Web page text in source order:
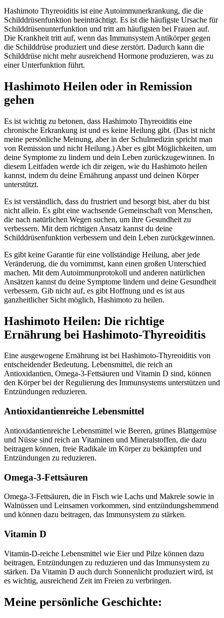
Hashimoto Thyreoiditis ist eine Autoimmunerkrankung, die die
Schilddrüsenfunktion beeinträchtigt. Es ist die häufigste Ursache für
Schilddrüsenunterfunktion und tritt am häufigsten bei Frauen auf.
Die Krankheit tritt auf, wenn das Immunsystem Antikörper gegen
die Schilddrüse produziert und diese zerstört. Dadurch kann die
Schilddrüse nicht mehr ausreichend Hormone produzieren, was zu
einer Unterfunktion führt.
Hashimoto Heilen oder in Remission
gehen
Es ist wichtig zu betonen, dass Hashimoto Thyreoiditis eine
chronische Erkrankung ist und es keine Heilung gibt. (Das ist nicht
meine persönliche Meinung, aber in der Schulmedizin spricht man
von Remission und nicht Heilung.) Aber es gibt Möglichkeiten, um
deine Symptome zu lindern und dein Leben zurückzugewinnen. In
diesem Leitfaden werde ich dir zeigen, wie du Hashimoto heilen
kannst, indem du deine Ernährung anpasst und deinen Körper
unterstützt.
Es ist verständlich, dass du frustriert und besorgt bist, aber du bist
nicht allein. Es gibt eine wachsende Gemeinschaft von Menschen,
die nach natürlichen Wegen suchen, um ihre Gesundheit zu
verbessern. Mit dem richtigen Ansatz kannst du deine
Schilddrüsenfunktion verbessern und dein Leben zurückgewinnen.
Es gibt keine Garantie für eine vollständige Heilung, aber jede
Veränderung, die du vornimmst, kann einen großen Unterschied
machen. Mit dem Autoimmunprotokoll und anderen natürlichen
Ansätzen kannst du deine Symptome lindern und deine Gesundheit
verbessern. Gib nicht auf, es gibt Hoffnung und es ist aus
ganzheitlicher Sicht möglich, Hashimoto zu heilen.
Hashimoto Heilen: Die richtige
Ernährung bei Hashimoto-Thyreoiditis
Eine ausgewogene Ernährung ist bei Hashimoto-Thyreoiditis von
entscheidender Bedeutung. Lebensmittel, die reich an
Antioxidantien, Omega-3-Fettsäuren und Vitamin D sind, können
den Körper bei der Regulierung des Immunsystems unterstützen und
Entzündungen reduzieren.
Antioxidantienreiche Lebensmittel
Antioxidantienreiche Lebensmittel wie Beeren, grünes Blattgemüse
und Nüsse sind reich an Vitaminen und Mineralstoffen, die dazu
beitragen können, freie Radikale im Körper zu bekämpfen und
Entzündungen zu reduzieren.
Omega-3-Fettsäuren
Omega-3-Fettsäuren, die in Fisch wie Lachs und Makrele sowie in
Walnüssen und Leinsamen vorkommen, sind entzündungshemmend
und können dazu beitragen, das Immunsystem zu stärken.
Vitamin D
Vitamin-D-reiche Lebensmittel wie Eier und Pilze können dazu
beitragen, Entzündungen zu reduzieren und das Immunsystem zu
stärken. Da Vitamin D auch durch Sonnenlicht produziert wird, ist
es wichtig, ausreichend Zeit im Freien zu verbringen.
Meine persönliche Geschichte: